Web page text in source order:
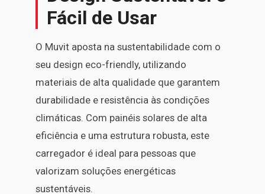
Fácil de Usar
O Muvit aposta na sustentabilidade com o
seu design eco-friendly, utilizando
materiais de alta qualidade que garantem
durabilidade e resistência às condições
climáticas. Com painéis solares de alta
eficiência e uma estrutura robusta, este
carregador é ideal para pessoas que
valorizam soluções energéticas
sustentáveis.